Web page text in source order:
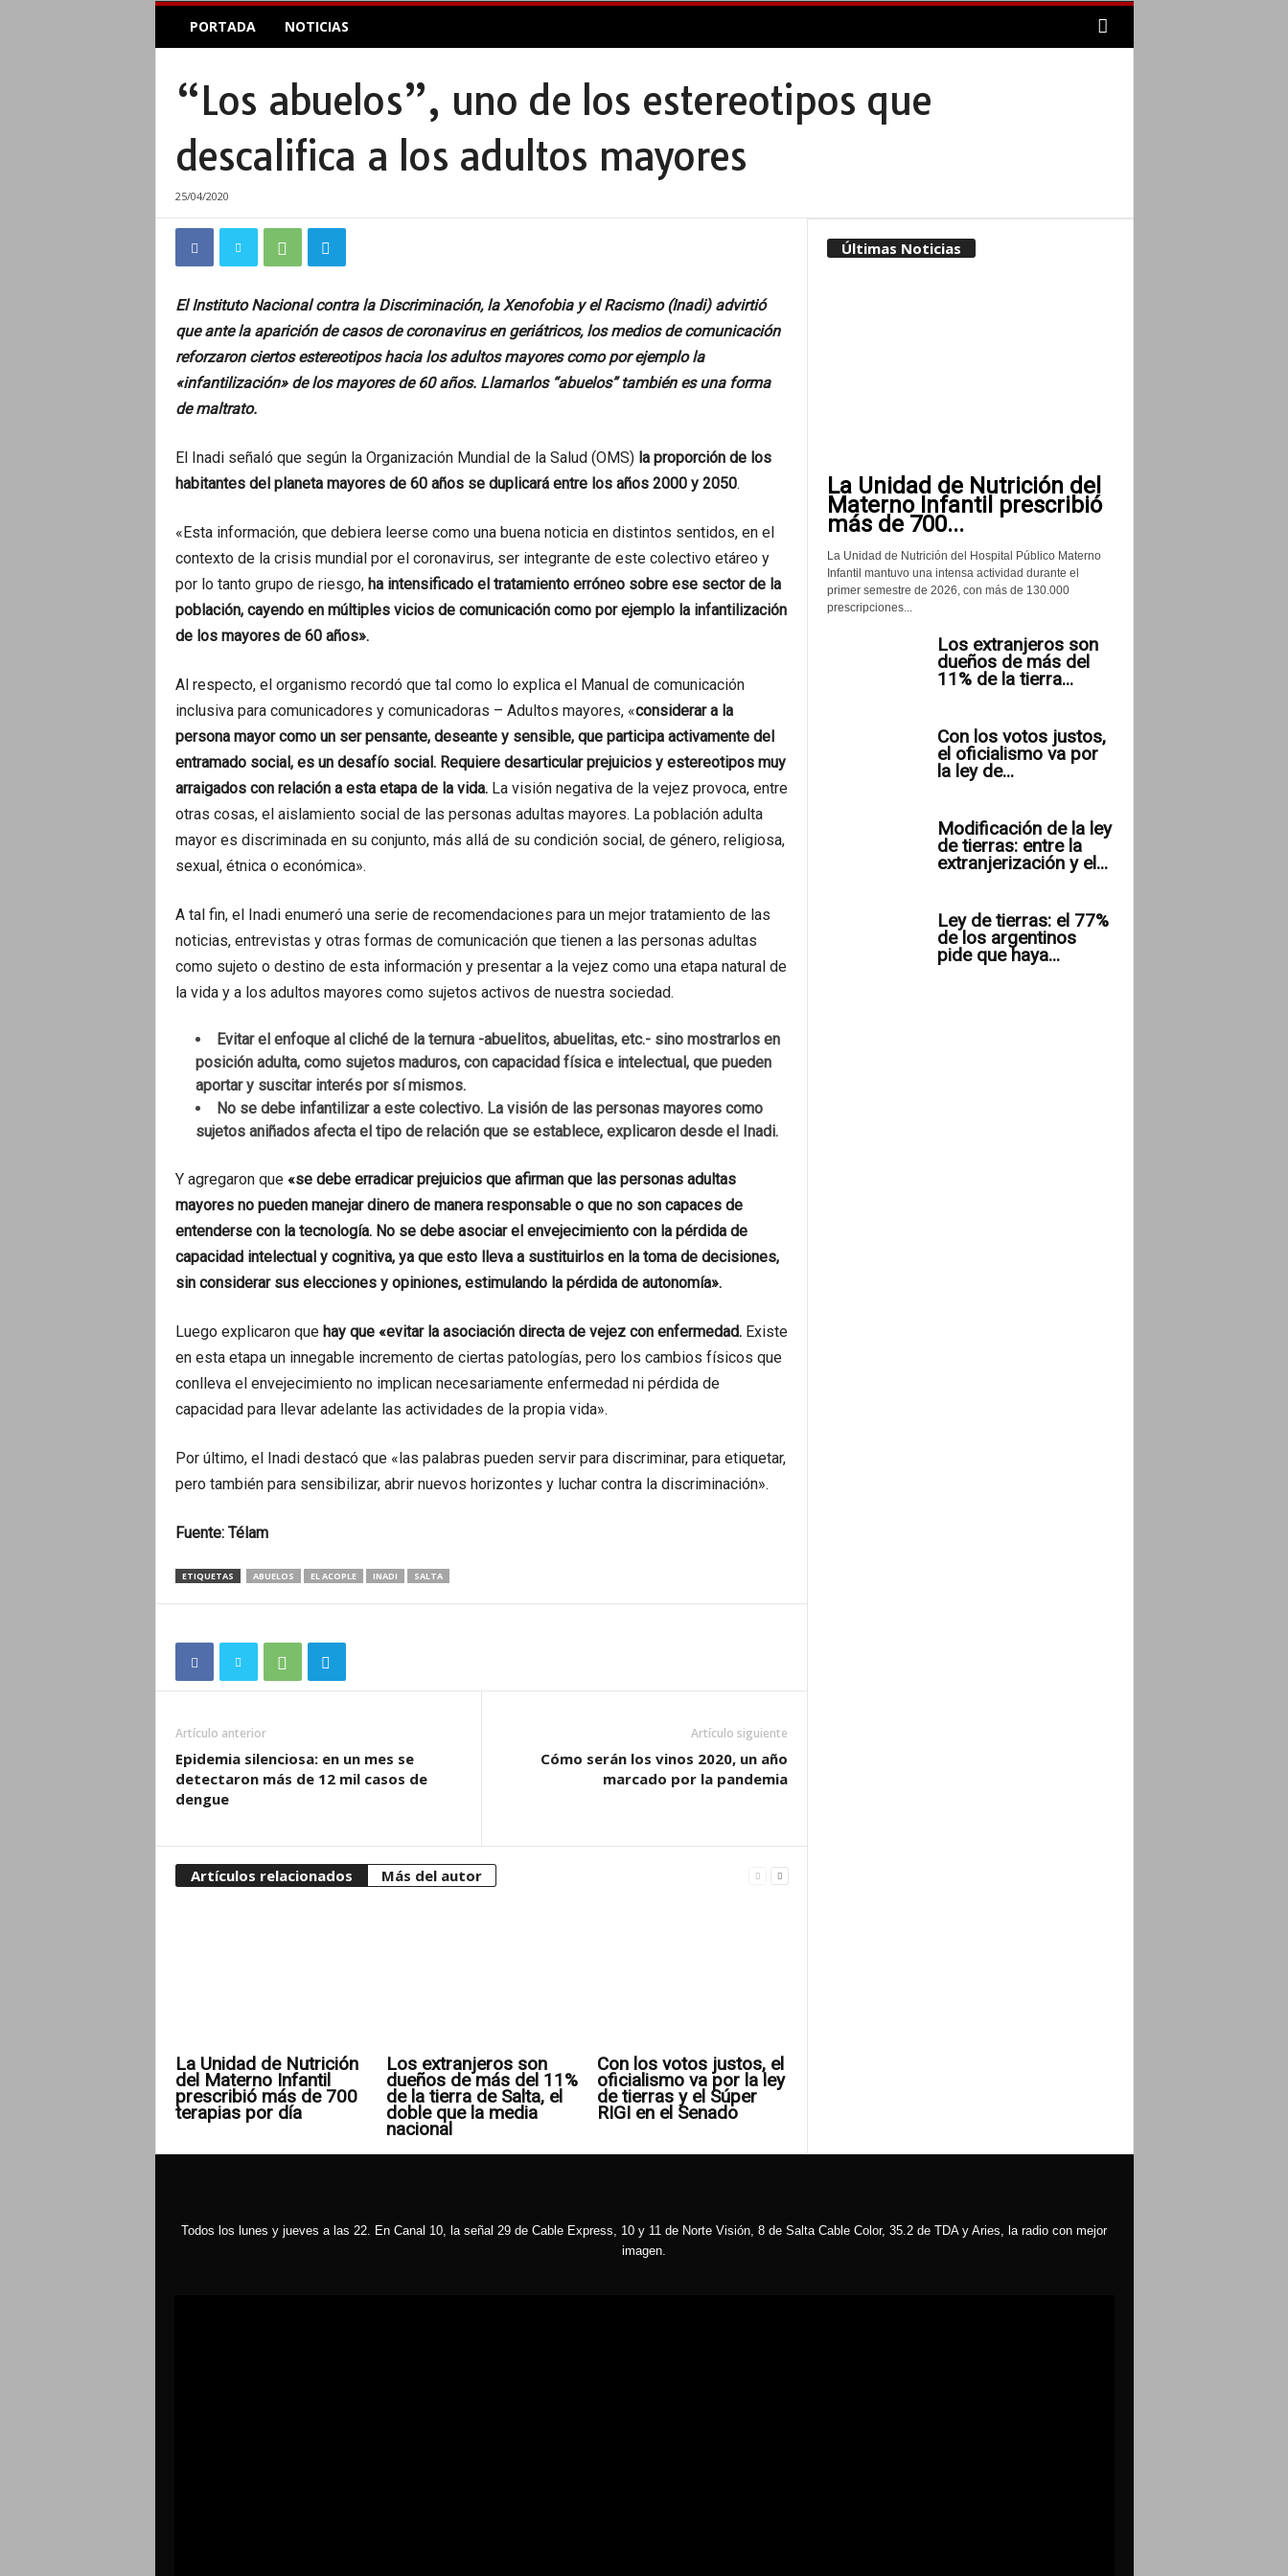
E
A
PORTADA NOTICIAS
“Los abuelos”, uno de los estereotipos que
descalifica a los adultos mayores
25/04/2020
El Instituto Nacional contra la Discriminación, la Xenofobia y el Racismo (Inadi) advirtió
que ante la aparición de casos de coronavirus en geriátricos, los medios de comunicación
reforzaron ciertos estereotipos hacia los adultos mayores como por ejemplo la
«infantilización» de los mayores de 60 años. Llamarlos “abuelos” también es una forma
de maltrato.
El Inadi señaló que según la Organización Mundial de la Salud (OMS) la proporción de los
habitantes del planeta mayores de 60 años se duplicará entre los años 2000 y 2050.
«Esta información, que debiera leerse como una buena noticia en distintos sentidos, en el
contexto de la crisis mundial por el coronavirus, ser integrante de este colectivo etáreo y
por lo tanto grupo de riesgo, ha intensificado el tratamiento erróneo sobre ese sector de la
población, cayendo en múltiples vicios de comunicación como por ejemplo la infantilización
de los mayores de 60 años».
Al respecto, el organismo recordó que tal como lo explica el Manual de comunicación
inclusiva para comunicadores y comunicadoras – Adultos mayores, «considerar a la
persona mayor como un ser pensante, deseante y sensible, que participa activamente del
entramado social, es un desafío social. Requiere desarticular prejuicios y estereotipos muy
arraigados con relación a esta etapa de la vida.La visión negativa de la vejez provoca, entre
otras cosas, el aislamiento social de las personas adultas mayores. La población adulta
mayor es discriminada en su conjunto, más allá de su condición social, de género, religiosa,
sexual, étnica o económica».
A tal fin, el Inadi enumeró una serie de recomendaciones para un mejor tratamiento de las
noticias, entrevistas y otras formas de comunicación que tienen a las personas adultas
como sujeto o destino de esta información y presentar a la vejez como una etapa natural de
la vida y a los adultos mayores como sujetos activos de nuestra sociedad.
Evitar el enfoque al cliché de la ternura -abuelitos, abuelitas, etc.- sino mostrarlos en
posición adulta, como sujetos maduros, con capacidad física e intelectual, que pueden
aportar y suscitar interés por sí mismos.
No se debe infantilizar a este colectivo. La visión de las personas mayores como
sujetos aniñados afecta el tipo de relación que se establece, explicaron desde el Inadi.
Y agregaron que «se debe erradicar prejuicios que afirman que las personas adultas
mayores no pueden manejar dinero de manera responsable o que no son capaces de
entenderse con la tecnología. No se debe asociar el envejecimiento con la pérdida de
capacidad intelectual y cognitiva, ya que esto lleva a sustituirlos en la toma de decisiones,
sin considerar sus elecciones y opiniones, estimulando la pérdida de autonomía».
Luego explicaron que hay que «evitar la asociación directa de vejez con enfermedad.Existe
en esta etapa un innegable incremento de ciertas patologías, pero los cambios físicos que
conlleva el envejecimiento no implican necesariamente enfermedad ni pérdida de
capacidad para llevar adelante las actividades de la propia vida».
Por último, el Inadi destacó que «las palabras pueden servir para discriminar, para etiquetar,
pero también para sensibilizar, abrir nuevos horizontes y luchar contra la discriminación».
Fuente: Télam
ETIQUETAS ABUELOS EL ACOPLE INADI SALTA
Artículo anterior
Epidemia silenciosa: en un mes se
detectaron más de 12 mil casos de
dengue
Artículo siguiente
Cómo serán los vinos 2020, un año
marcado por la pandemia
Artículos relacionados Más del autor
La Unidad de Nutrición
del Materno Infantil
prescribió más de 700
terapias por día
Los extranjeros son
dueños de más del 11%
de la tierra de Salta, el
doble que la media
nacional
Con los votos justos, el
oficialismo va por la ley
de tierras y el Súper
RIGI en el Senado
Últimas Noticias
La Unidad de Nutrición del
Materno Infantil prescribió
más de 700...
La Unidad de Nutrición del Hospital Público Materno
Infantil mantuvo una intensa actividad durante el
primer semestre de 2026, con más de 130.000
prescripciones...
Los extranjeros son
dueños de más del
11% de la tierra...
Con los votos justos,
el oficialismo va por
la ley de...
Modificación de la ley
de tierras: entre la
extranjerización y el...
Ley de tierras: el 77%
de los argentinos
pide que haya...
Todos los lunes y jueves a las 22. En Canal 10, la señal 29 de Cable Express, 10 y 11 de Norte Visión, 8 de Salta Cable Color, 35.2 de TDA y Aries, la radio con mejor
imagen.